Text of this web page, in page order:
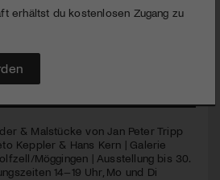
rote Faden in seiner historischen
werden? Eine
& Malstücke von Jan Peter Tripp
Keppler & Hans Kern | Galerie
Möggingen | Ausstellung bis 30.
14–19 Uhr, Mo und Di
erhältst du kostenlosen Zugang zu